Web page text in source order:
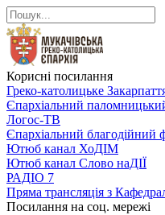
Корисні посилання
Греко-католицьке
Єпархіальний
Логос-ТВ
Єпархіальний
Ютюб канал ХоДІМ
Ютюб канал Слово наДІЇ
РАДІО 7
Пряма трансляція з
Посилання на соц. мережі